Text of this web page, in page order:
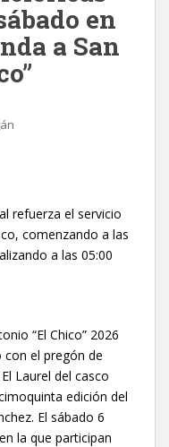
en
a San
refuerza el servicio
comenzando a las
a las 05:00
“El Chico” 2026
con el pregón de
Laurel del casco
edición del
El sábado 6
la que participan